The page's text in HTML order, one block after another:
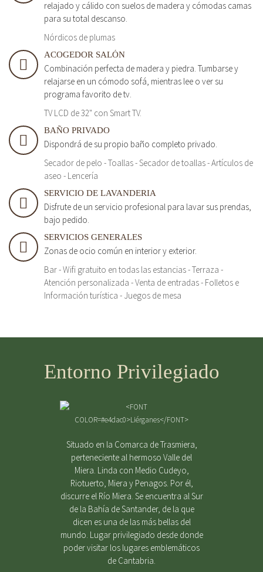
relajado y cálido con suelos de madera y cómodas camas
para su total descanso.
Nórdicos de plumas
ACOGEDOR SALÓN
Combinación perfecta de madera y piedra. Tumbarse y
relajarse en un cómodo sofá, mientras lee o ver su
programa favorito de tv.
TV LCD de 32" con Smart TV.
BAÑO PRIVADO
Dispondrá de su propio baño completo privado.
Secador de pelo - Toallas - Secador de toallas - Artículos de
aseo - Lencería
SERVICIO DE LAVANDERIA
Disfrute de un servicio profesional para lavar sus prendas,
bajo pedido.
SERVICIOS GENERALES
Zonas de ocio común en interior y exterior.
Bar - Wifi gratuito en todas las estancias - Terraza -
Atención personalizada - Venta de entradas - Folletos e
Información turística - Juegos de mesa
Entorno Privilegiado
Situado en la Comarca de Trasmiera,
perteneciente al hermoso Valle del
Miera. Linda con Medio Cudeyo,
Riotuerto, Miera y Penagos. Por él,
discurre el Río Miera. Se encuentra al Sur
de la Bahía de Santander, de la que
dicen es una de las más bellas del
mundo. Lugar privilegiado desde donde
poder visitar los lugares emblemáticos
de Cantabria.